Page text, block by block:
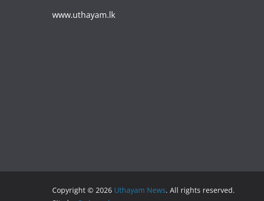
www.uthayam.lk
Copyright © 2026 Uthayam News. All rights reserved.